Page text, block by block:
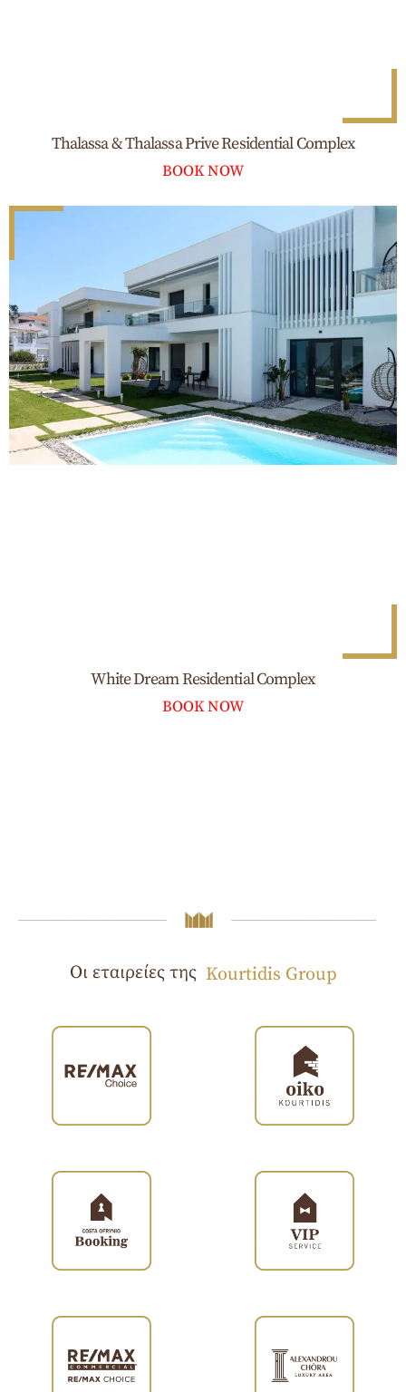
Thalassa & Thalassa Prive Residential Complex
BOOK NOW
White Dream Residential Complex
BOOK NOW
Οι εταιρείες της Kourtidis Group